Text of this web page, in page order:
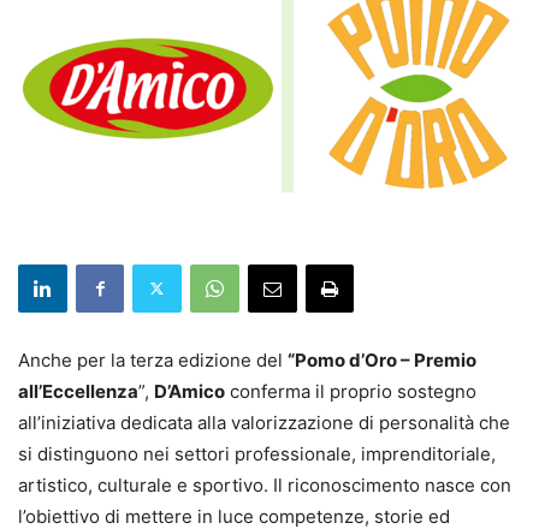
Anche per la terza edizione del “Pomo d’Oro – Premio
all’Eccellenza”, D’Amico conferma il proprio sostegno
all’iniziativa dedicata alla valorizzazione di personalità che
si distinguono nei settori professionale, imprenditoriale,
artistico, culturale e sportivo. Il riconoscimento nasce con
l’obiettivo di mettere in luce competenze, storie ed